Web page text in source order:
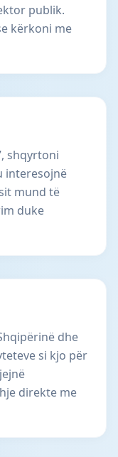
publik.
kërkoni me
shqyrtoni
interesojnë
mund të
duke
dhe
si kjo për
direkte me